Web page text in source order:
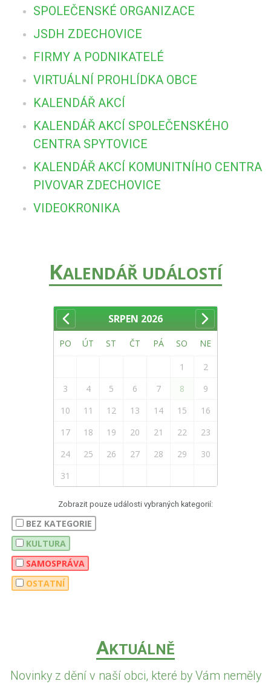
SPOLEČENSKÉ ORGANIZACE
JSDH ZDECHOVICE
FIRMY A PODNIKATELÉ
VIRTUÁLNÍ PROHLÍDKA OBCE
KALENDÁŘ AKCÍ
KALENDÁŘ AKCÍ SPOLEČENSKÉHO
CENTRA SPYTOVICE
KALENDÁŘ AKCÍ KOMUNITNÍHO CENTRA
PIVOVAR ZDECHOVICE
VIDEOKRONIKA
KALENDÁŘ UDÁLOSTÍ
SRPEN 2026
PO ÚT ST ČT PÁ SO NE
1
2
3
4 5 6 7 8
9
10
11 12 13 14 15
16
17
18 19 20 21 22
23
24
25 26 27 28 29
30
31
Zobrazit pouze události vybraných kategorií:
BEZ KATEGORIE
KULTURA
SAMOSPRÁVA
OSTATNÍ
AKTUÁLNĚ
Novinky z dění v naší obci, které by Vám neměly